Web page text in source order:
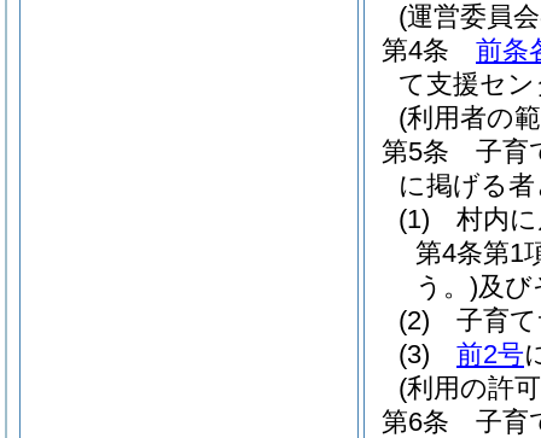
(運営委員
第4条
前条
て支援セ
(利用者の
第5条
子育
に掲げる
(1)
村内
第4条第1
う。)及び
(2)
子育
(3)
前2号
(利用の許
第6条
子育